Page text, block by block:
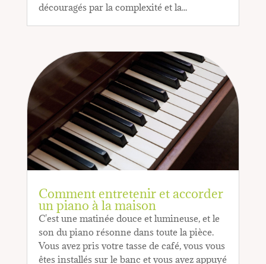
découragés par la complexité et la...
Comment entretenir et accorder
un piano à la maison
C'est une matinée douce et lumineuse, et le
son du piano résonne dans toute la pièce.
Vous avez pris votre tasse de café, vous vous
êtes installés sur le banc et vous avez appuyé